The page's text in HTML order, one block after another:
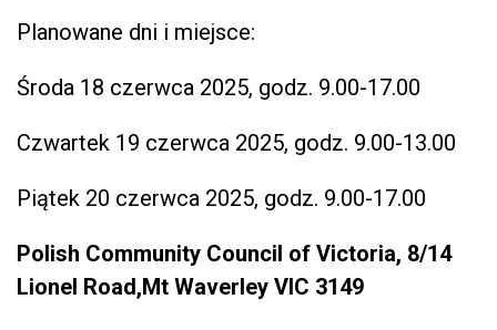
Planowane dni i miejsce:
Środa 18 czerwca 2025, godz. 9.00-17.00
Czwartek 19 czerwca 2025, godz. 9.00-13.00
Piątek 20 czerwca 2025, godz. 9.00-17.00
Polish Community Council of Victoria, 8/14
Lionel Road,Mt Waverley VIC 3149